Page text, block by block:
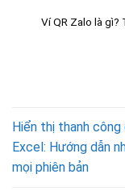
Ví QR Zalo là gì?
Hiển thị thanh
Excel: Hướng dẫn
mọi phiên bản